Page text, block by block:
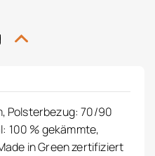
Polsterbezug: 70/90
100 % gekämmte,
in Green zertifiziert